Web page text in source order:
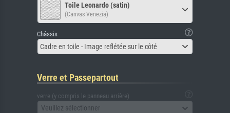
Toile Leonardo (satin)
(Canvas Venezia)
Châssis
Cadre en toile - Image reflétée sur le côté
Verre et Passepartout
verre (y compris le panneau arrière)
Veuillez sélectionner